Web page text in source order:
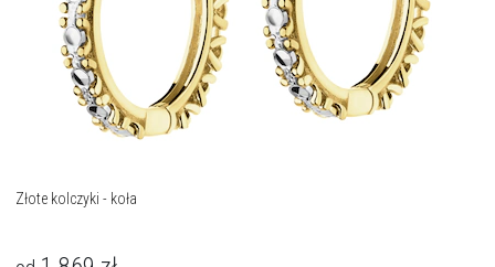
Złote kolczyki - koła